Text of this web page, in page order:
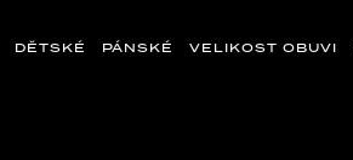
DĚTSKÉ PÁNSKÉ VELIKOST OBUVI